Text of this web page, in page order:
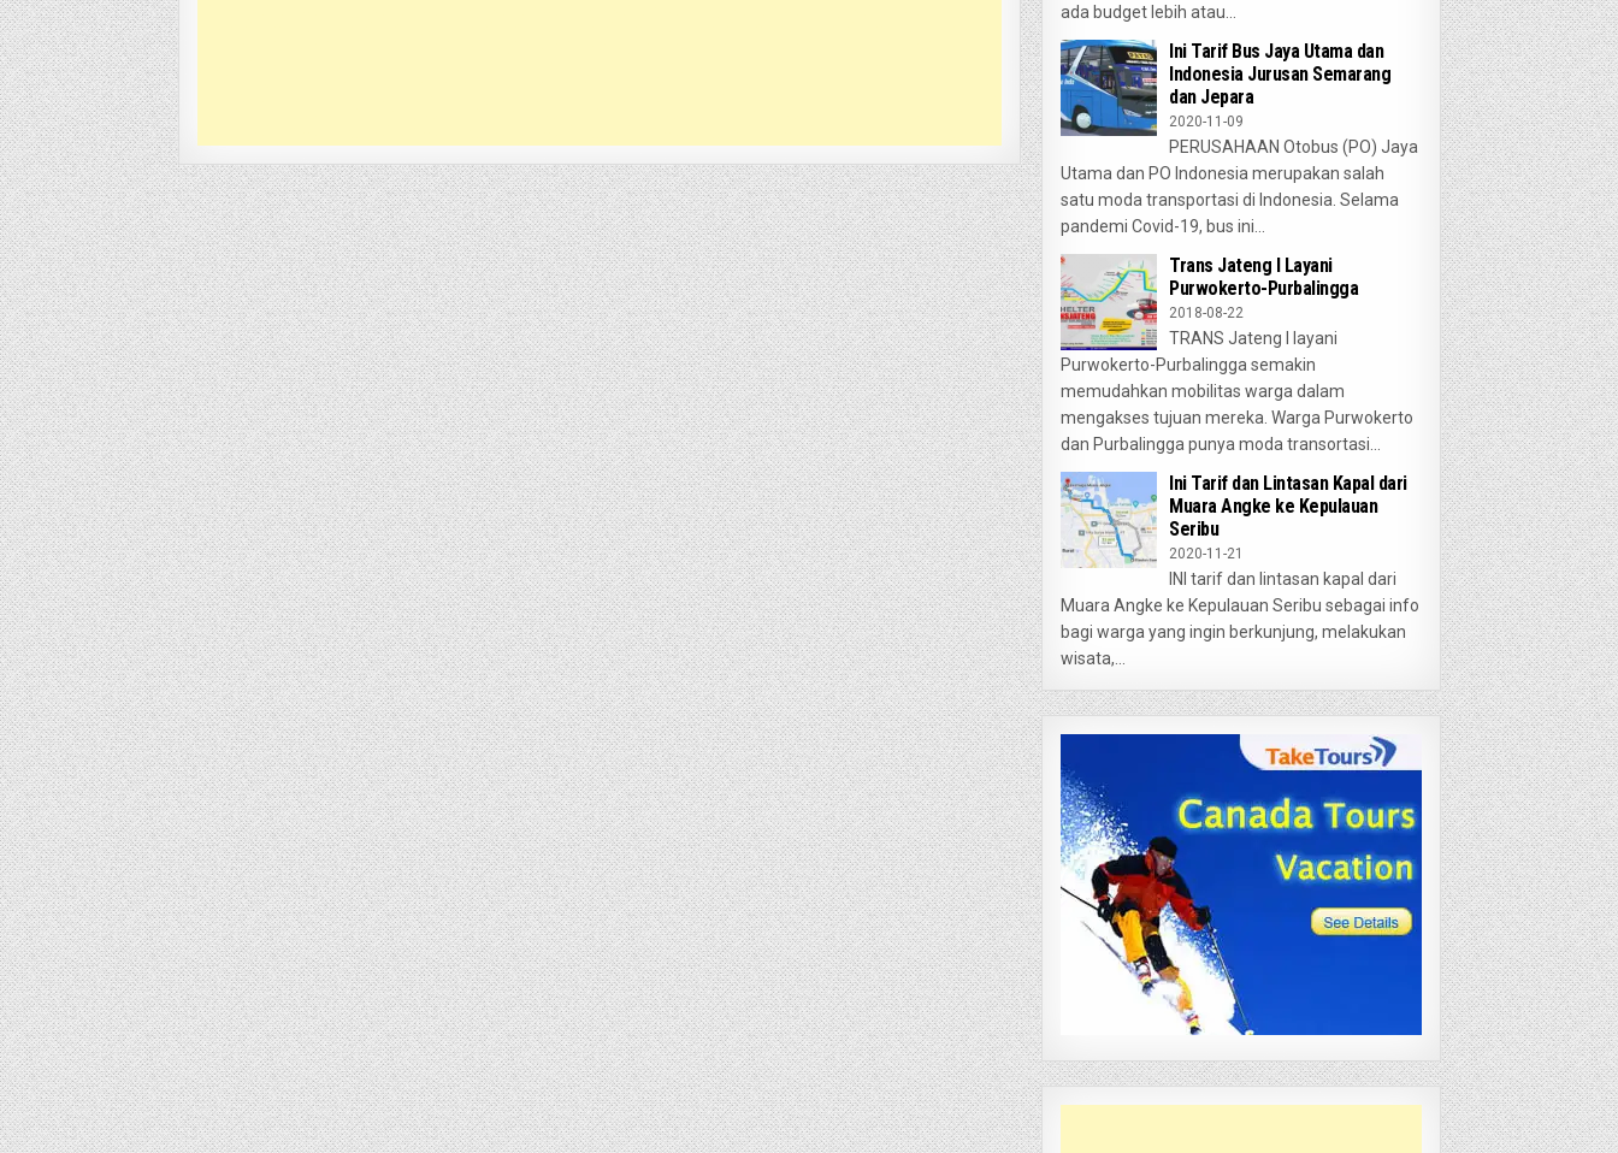
ada budget lebih atau...
Ini Tarif Bus Jaya Utama dan
Indonesia Jurusan Semarang
dan Jepara
2020-11-09
PERUSAHAAN Otobus (PO) Jaya
Utama dan PO Indonesia merupakan salah
satu moda transportasi di Indonesia. Selama
pandemi Covid-19, bus ini...
Trans Jateng I Layani
Purwokerto-Purbalingga
2018-08-22
TRANS Jateng I layani
Purwokerto-Purbalingga semakin
memudahkan mobilitas warga dalam
mengakses tujuan mereka. Warga Purwokerto
dan Purbalingga punya moda transortasi...
Ini Tarif dan Lintasan Kapal dari
Muara Angke ke Kepulauan
Seribu
2020-11-21
INI tarif dan lintasan kapal dari
Muara Angke ke Kepulauan Seribu sebagai info
bagi warga yang ingin berkunjung, melakukan
wisata,...